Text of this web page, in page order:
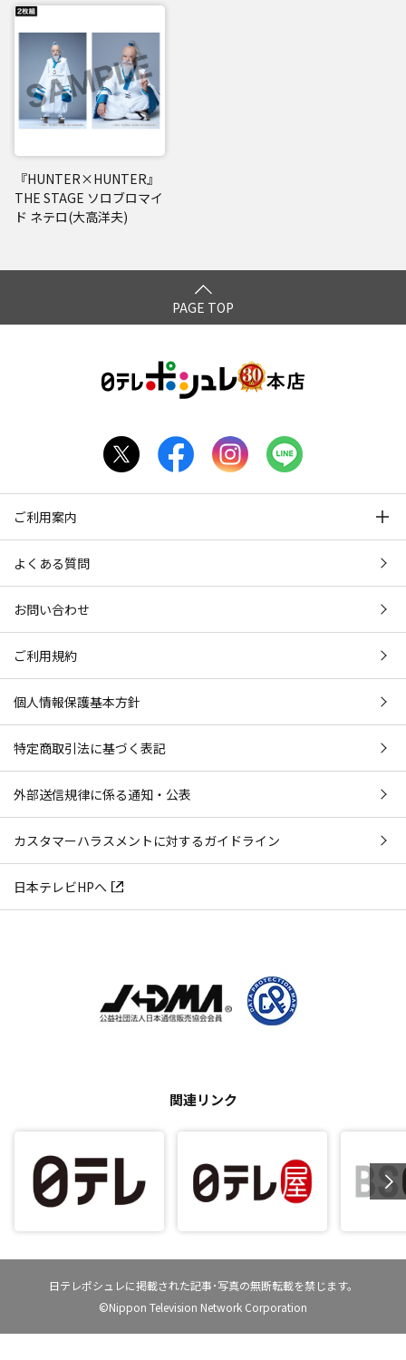
『HUNTER×HUNTER』
THE STAGE ソロブロマイ
ド ネテロ(大高洋夫)
PAGE TOP
ご利用案内
よくある質問
お問い合わせ
ご利用規約
個人情報保護基本方針
特定商取引法に基づく表記
外部送信規律に係る通知・公表
カスタマーハラスメントに対するガイドライン
日本テレビHPへ
関連リンク
日テレポシュレに掲載された記事･写真の無断転載を禁じます。
©Nippon Television Network Corporation